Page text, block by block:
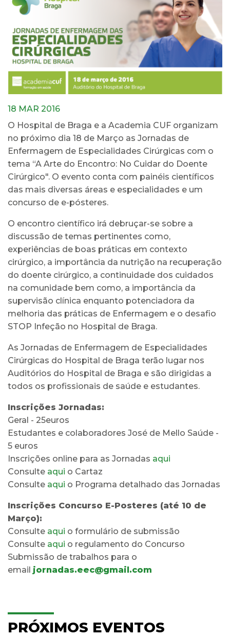
18 MAR 2016
O Hospital de Braga e a Academia CUF organizam
no próximo dia 18 de Março as Jornadas de
Enfermagem de Especialidades Cirúrgicas com o
tema “A Arte do Encontro: No Cuidar do Doente
Cirúrgico". O evento conta com painéis científicos
das mais diversas áreas e especialidades e um
concurso de e-pósteres.
O encontro científico irá debruçar-se sobre a
discussão de temas pertinentes como,
experiências de boas práticas em contexto
cirúrgico, a importância da nutrição na recuperação
do doente cirúrgico, a continuidade dos cuidados
na comunidade bem como, a importância da
supervisão clínica enquanto potenciadora da
melhoria das práticas de Enfermagem e o desafio
STOP Infeção no Hospital de Braga.
As Jornadas de Enfermagem de Especialidades
Cirúrgicas do Hospital de Braga terão lugar nos
Auditórios do Hospital de Braga e são dirigidas a
todos os profissionais de saúde e estudantes.
Inscrições Jornadas:
Geral - 25euros
Estudantes e colaboradores José de Mello Saúde -
5 euros
Inscrições online para as Jornadas aqui
Consulte aqui o Cartaz
Consulte aqui o Programa detalhado das Jornadas
Inscrições Concurso E-Posteres (até 10 de
Março):
Consulte aqui o formulário de submissão
Consulte aqui o regulamento do Concurso
Submissão de trabalhos para o
email jornadas.eec@gmail.com
PRÓXIMOS EVENTOS